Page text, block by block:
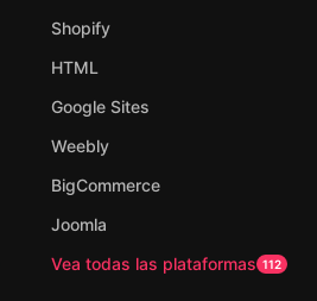
Shopify
HTML
Google Sites
Weebly
BigCommerce
Joomla
Vea todas las plataformas 112